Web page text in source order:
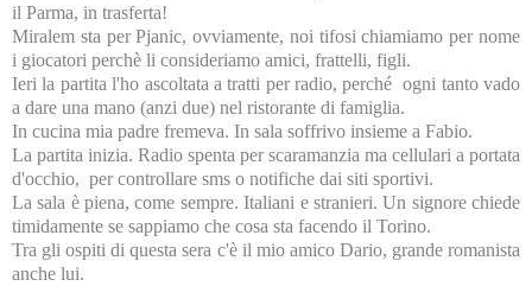
il Parma, in trasferta!
Miralem sta per Pjanic, ovviamente, noi tifosi chiamiamo per nome
i giocatori perchè li consideriamo amici, frattelli, figli.
Ieri la partita l'ho ascoltata a tratti per radio, perché ogni tanto vado
a dare una mano (anzi due) nel ristorante di famiglia.
In cucina mia padre fremeva. In sala soffrivo insieme a Fabio.
La partita inizia. Radio spenta per scaramanzia ma cellulari a portata
d'occhio, per controllare sms o notifiche dai siti sportivi.
La sala è piena, come sempre. Italiani e stranieri. Un signore chiede
timidamente se sappiamo che cosa sta facendo il Torino.
Tra gli ospiti di questa sera c'è il mio amico Dario, grande romanista
anche lui.